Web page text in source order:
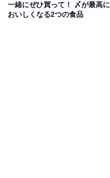
一緒にぜひ買って！ 〆が最高に
おいしくなる2つの食品